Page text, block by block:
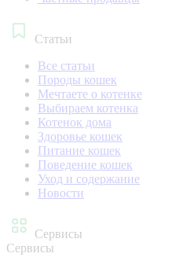
Статьи
Все статьи
Породы кошек
Мечтаете о котенке
Выбираем котенка
Котенок дома
Здоровье кошек
Питание кошек
Поведение кошек
Уход и содержание
Новости
Сервисы
Сервисы